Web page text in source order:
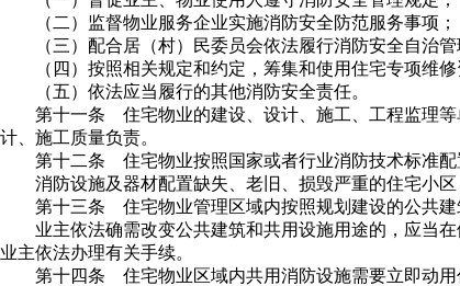
（二）监督物业服务企业实施消防安全防范服务事项；
（三）配合居（村）民委员会依法履行消防安全自治
（四）按照相关规定和约定，筹集和使用住宅专项维修
（五）依法应当履行的其他消防安全责任。
第十一条 住宅物业的建设、设计、施工、工程监理
计、施工质量负责。
第十二条 住宅物业按照国家或者行业消防技术标准配
消防设施及器材配置缺失、老旧、损毁严重的住宅小
第十三条 住宅物业管理区域内按照规划建设的公共建
业主依法确需改变公共建筑和共用设施用途的，应当
业主依法办理有关手续。
第十四条 住宅物业区域内共用消防设施需要立即动用